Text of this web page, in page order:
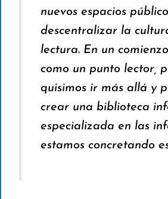
nuevos espacios
descentralizar la
lectura. En un
como un punto lector,
quisimos ir más allá y
crear una biblioteca
especializada en las
estamos concretando